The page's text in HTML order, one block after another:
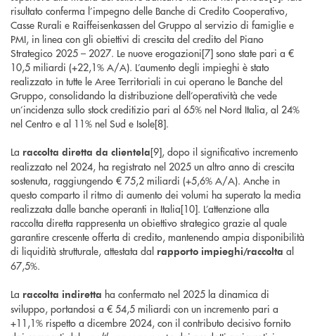
risultato conferma l’impegno delle Banche di Credito Cooperativo,
Casse Rurali e Raiffeisenkassen del Gruppo al servizio di famiglie e
PMI, in linea con gli obiettivi di crescita del credito del Piano
Strategico 2025 – 2027. Le nuove erogazioni[7] sono state pari a €
10,5 miliardi (+22,1% A/A). L’aumento degli impieghi è stato
realizzato in tutte le Aree Territoriali in cui operano le Banche del
Gruppo, consolidando la distribuzione dell’operatività che vede
un’incidenza sullo stock creditizio pari al 65% nel Nord Italia, al 24%
nel Centro e al 11% nel Sud e Isole[8].
La raccolta diretta da clientela[9], dopo il significativo incremento
realizzato nel 2024, ha registrato nel 2025 un altro anno di crescita
sostenuta, raggiungendo € 75,2 miliardi (+5,6% A/A). Anche in
questo comparto il ritmo di aumento dei volumi ha superato la media
realizzata dalle banche operanti in Italia[10]. L’attenzione alla
raccolta diretta rappresenta un obiettivo strategico grazie al quale
garantire crescente offerta di credito, mantenendo ampia disponibilità
di liquidità strutturale, attestata dal rapporto impieghi/raccolta al
67,5%.
La raccolta indiretta ha confermato nel 2025 la dinamica di
sviluppo, portandosi a € 54,5 miliardi con un incremento pari a
+11,1% rispetto a dicembre 2024, con il contributo decisivo fornito